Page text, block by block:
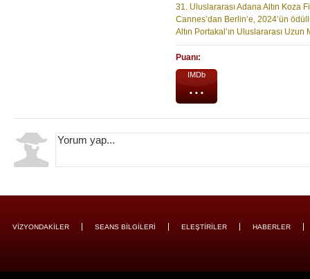
31. Uluslararası Adana Altın Koza
Cannes’dan Berlin’e, 2024’ün
Altın Portakal’ın Uluslararası Uzun
Puanı:
IMDb
...
VİZYONDAKİLER SEANS BİLGİLERİ ELEŞTİRİLER HABERLER